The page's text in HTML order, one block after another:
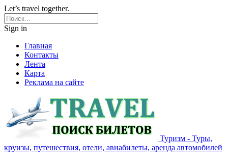
Let’s travel together.
Sign in
Главная
Контакты
Лента
Карта
Реклама на сайте
Туризм - Туры,
круизы, путешествия, отели, авиабилеты, аренда автомобилей